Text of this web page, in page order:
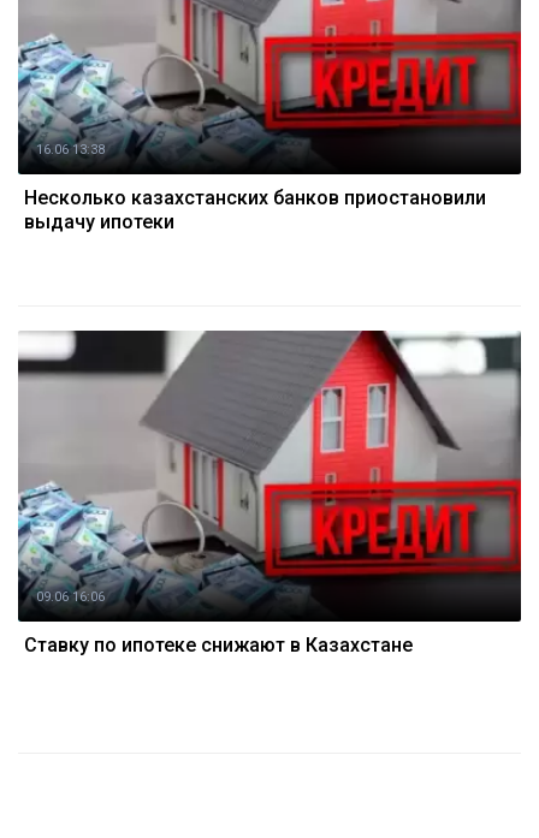
16.06 13:38
Несколько казахстанских банков приостановили
выдачу ипотеки
09.06 16:06
Ставку по ипотеке снижают в Казахстане